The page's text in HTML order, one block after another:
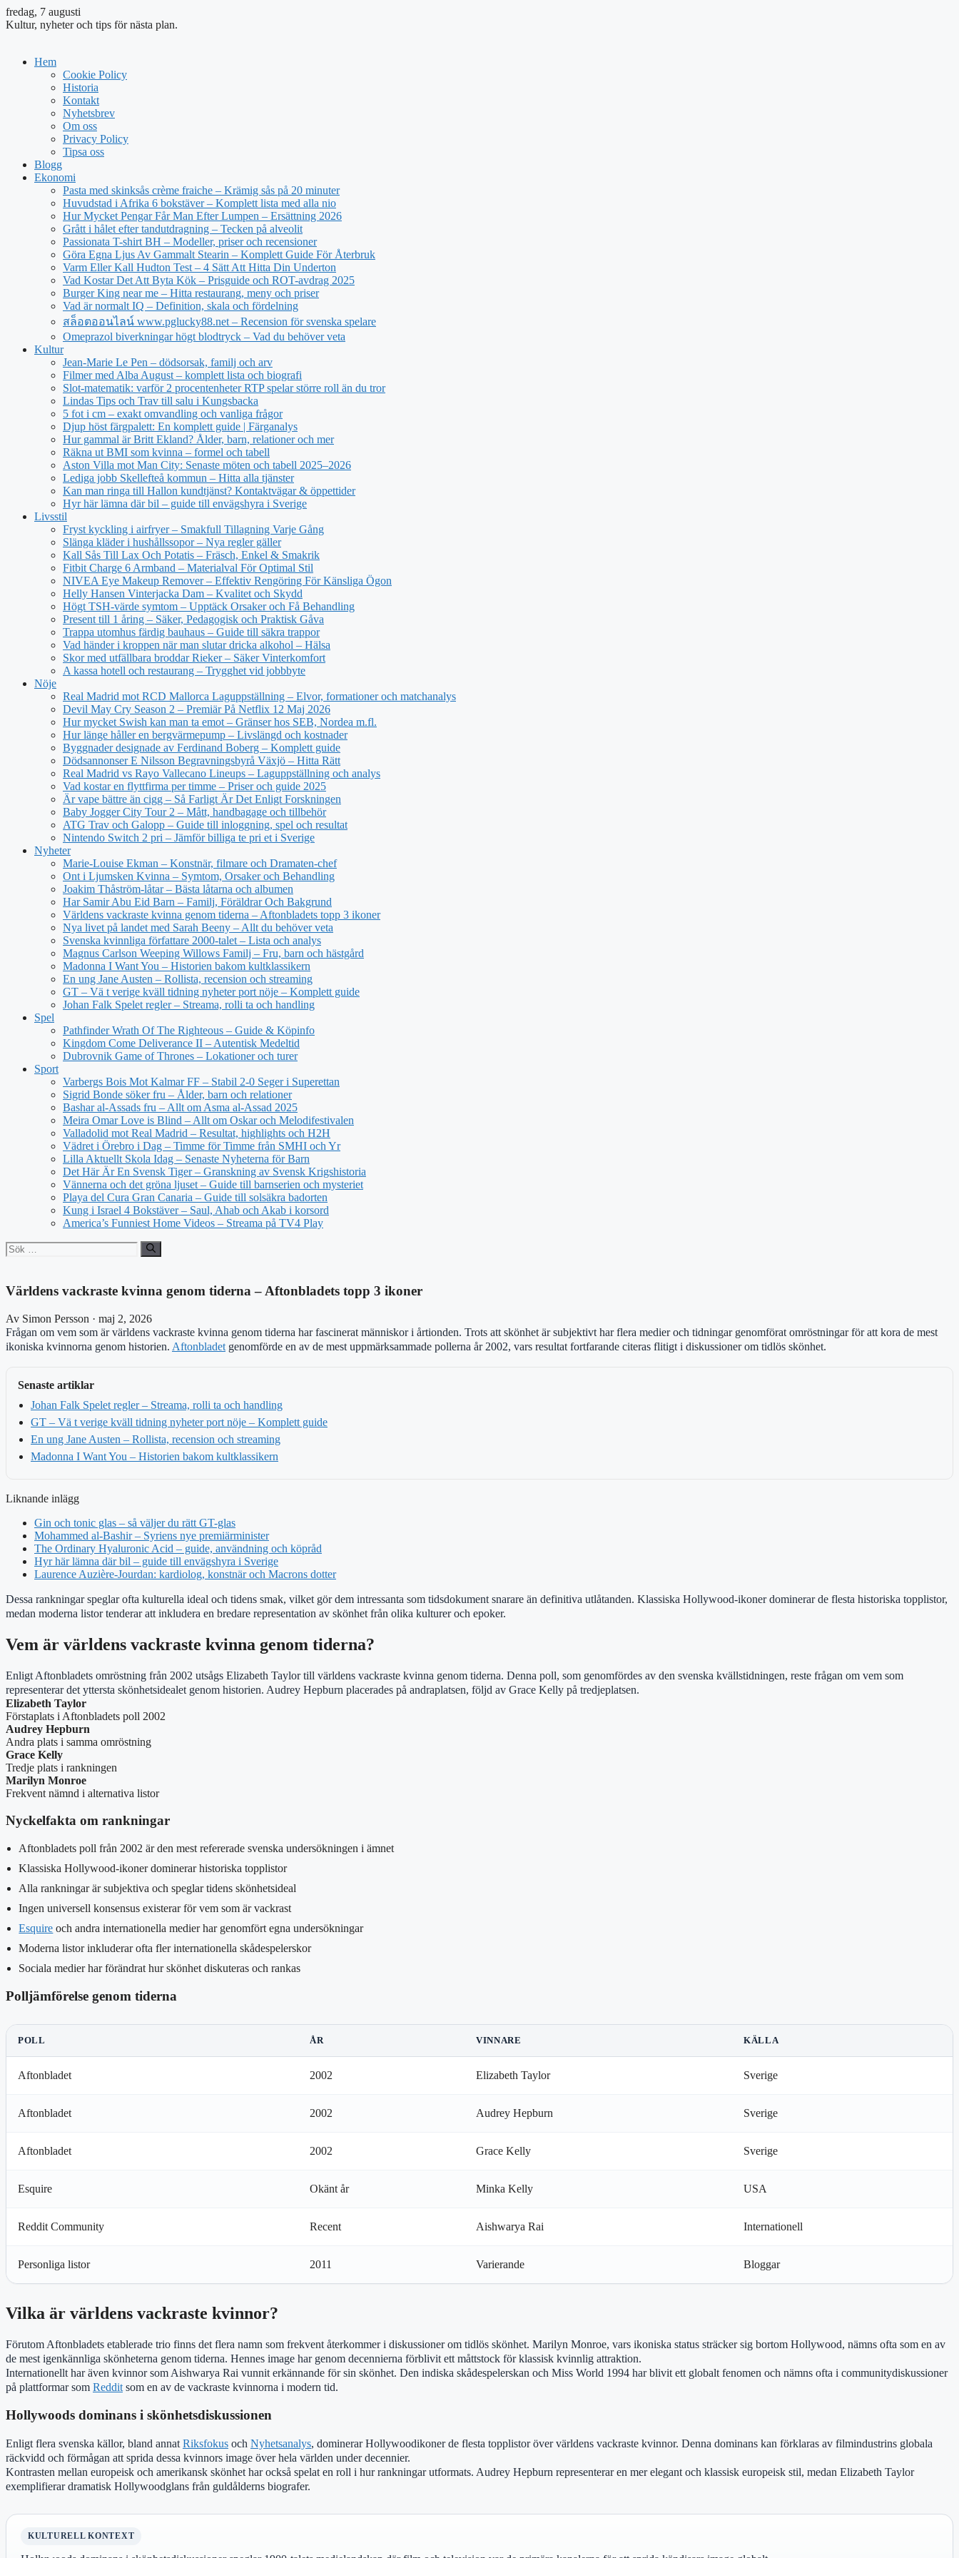
fredag, 7 augusti
Kultur, nyheter och tips för nästa plan.
Hem
Cookie Policy
Historia
Kontakt
Nyhetsbrev
Om oss
Privacy Policy
Tipsa oss
Blogg
Ekonomi
Pasta med skinksås crème fraiche – Krämig sås på 20 minuter
Huvudstad i Afrika 6 bokstäver – Komplett lista med alla nio
Hur Mycket Pengar Får Man Efter Lumpen – Ersättning 2026
Grått i hålet efter tandutdragning – Tecken på alveolit
Passionata T-shirt BH – Modeller, priser och recensioner
Göra Egna Ljus Av Gammalt Stearin – Komplett Guide För Återbruk
Varm Eller Kall Hudton Test – 4 Sätt Att Hitta Din Underton
Vad Kostar Det Att Byta Kök – Prisguide och ROT-avdrag 2025
Burger King near me – Hitta restaurang, meny och priser
Vad är normalt IQ – Definition, skala och fördelning
สล็อตออนไลน์ www.pglucky88.net – Recension för svenska spelare
Omeprazol biverkningar högt blodtryck – Vad du behöver veta
Kultur
Jean‑Marie Le Pen – dödsorsak, familj och arv
Filmer med Alba August – komplett lista och biografi
Slot-matematik: varför 2 procentenheter RTP spelar större roll än du tror
Lindas Tips och Trav till salu i Kungsbacka
5 fot i cm – exakt omvandling och vanliga frågor
Djup höst färgpalett: En komplett guide | Färganalys
Hur gammal är Britt Ekland? Ålder, barn, relationer och mer
Räkna ut BMI som kvinna – formel och tabell
Aston Villa mot Man City: Senaste möten och tabell 2025–2026
Lediga jobb Skellefteå kommun – Hitta alla tjänster
Kan man ringa till Hallon kundtjänst? Kontaktvägar & öppettider
Hyr här lämna där bil – guide till envägshyra i Sverige
Livsstil
Fryst kyckling i airfryer – Smakfull Tillagning Varje Gång
Slänga kläder i hushållssopor – Nya regler gäller
Kall Sås Till Lax Och Potatis – Fräsch, Enkel & Smakrik
Fitbit Charge 6 Armband – Materialval För Optimal Stil
NIVEA Eye Makeup Remover – Effektiv Rengöring För Känsliga Ögon
Helly Hansen Vinterjacka Dam – Kvalitet och Skydd
Högt TSH-värde symtom – Upptäck Orsaker och Få Behandling
Present till 1 åring – Säker, Pedagogisk och Praktisk Gåva
Trappa utomhus färdig bauhaus – Guide till säkra trappor
Vad händer i kroppen när man slutar dricka alkohol – Hälsa
Skor med utfällbara broddar Rieker – Säker Vinterkomfort
A kassa hotell och restaurang – Trygghet vid jobbbyte
Nöje
Real Madrid mot RCD Mallorca Laguppställning – Elvor, formationer och matchanalys
Devil May Cry Season 2 – Premiär På Netflix 12 Maj 2026
Hur mycket Swish kan man ta emot – Gränser hos SEB, Nordea m.fl.
Hur länge håller en bergvärmepump – Livslängd och kostnader
Byggnader designade av Ferdinand Boberg – Komplett guide
Dödsannonser E Nilsson Begravningsbyrå Växjö – Hitta Rätt
Real Madrid vs Rayo Vallecano Lineups – Laguppställning och analys
Vad kostar en flyttfirma per timme – Priser och guide 2025
Är vape bättre än cigg – Så Farligt Är Det Enligt Forskningen
Baby Jogger City Tour 2 – Mått, handbagage och tillbehör
ATG Trav och Galopp – Guide till inloggning, spel och resultat
Nintendo Switch 2 pri – Jämför billiga te pri et i Sverige
Nyheter
Marie-Louise Ekman – Konstnär, filmare och Dramaten-chef
Ont i Ljumsken Kvinna – Symtom, Orsaker och Behandling
Joakim Thåström-låtar – Bästa låtarna och albumen
Har Samir Abu Eid Barn – Familj, Föräldrar Och Bakgrund
Världens vackraste kvinna genom tiderna – Aftonbladets topp 3 ikoner
Nya livet på landet med Sarah Beeny – Allt du behöver veta
Svenska kvinnliga författare 2000-talet – Lista och analys
Magnus Carlson Weeping Willows Familj – Fru, barn och hästgård
Madonna I Want You – Historien bakom kultklassikern
En ung Jane Austen – Rollista, recension och streaming
GT – Vä t verige kväll tidning nyheter port nöje – Komplett guide
Johan Falk Spelet regler – Streama, rolli ta och handling
Spel
Pathfinder Wrath Of The Righteous – Guide & Köpinfo
Kingdom Come Deliverance II – Autentisk Medeltid
Dubrovnik Game of Thrones – Lokationer och turer
Sport
Varbergs Bois Mot Kalmar FF – Stabil 2-0 Seger i Superettan
Sigrid Bonde söker fru – Ålder, barn och relationer
Bashar al-Assads fru – Allt om Asma al-Assad 2025
Meira Omar Love is Blind – Allt om Oskar och Melodifestivalen
Valladolid mot Real Madrid – Resultat, highlights och H2H
Vädret i Örebro i Dag – Timme för Timme från SMHI och Yr
Lilla Aktuellt Skola Idag – Senaste Nyheterna för Barn
Det Här Är En Svensk Tiger – Granskning av Svensk Krigshistoria
Vännerna och det gröna ljuset – Guide till barnserien och mysteriet
Playa del Cura Gran Canaria – Guide till solsäkra badorten
Kung i Israel 4 Bokstäver – Saul, Ahab och Akab i korsord
America’s Funniest Home Videos – Streama på TV4 Play
Sök
efter:
Världens vackraste kvinna genom tiderna – Aftonbladets topp 3 ikoner
Av Simon Persson · maj 2, 2026
Frågan om vem som är världens vackraste kvinna genom tiderna har fascinerat människor i årtionden. Trots att skönhet är subjektivt har flera medier och tidningar genomförat omröstningar för att kora de mest
ikoniska kvinnorna genom historien. Aftonbladet genomförde en av de mest uppmärksammade pollerna år 2002, vars resultat fortfarande citeras flitigt i diskussioner om tidlös skönhet.
Senaste artiklar
Johan Falk Spelet regler – Streama, rolli ta och handling
GT – Vä t verige kväll tidning nyheter port nöje – Komplett guide
En ung Jane Austen – Rollista, recension och streaming
Madonna I Want You – Historien bakom kultklassikern
Liknande inlägg
Gin och tonic glas – så väljer du rätt GT-glas
Mohammed al-Bashir – Syriens nye premiärminister
The Ordinary Hyaluronic Acid – guide, användning och köpråd
Hyr här lämna där bil – guide till envägshyra i Sverige
Laurence Auzière-Jourdan: kardiolog, konstnär och Macrons dotter
Dessa rankningar speglar ofta kulturella ideal och tidens smak, vilket gör dem intressanta som tidsdokument snarare än definitiva utlåtanden. Klassiska Hollywood-ikoner dominerar de flesta historiska topplistor,
medan moderna listor tenderar att inkludera en bredare representation av skönhet från olika kulturer och epoker.
Vem är världens vackraste kvinna genom tiderna?
Enligt Aftonbladets omröstning från 2002 utsågs Elizabeth Taylor till världens vackraste kvinna genom tiderna. Denna poll, som genomfördes av den svenska kvällstidningen, reste frågan om vem som
representerar det yttersta skönhetsidealet genom historien. Audrey Hepburn placerades på andraplatsen, följd av Grace Kelly på tredjeplatsen.
Elizabeth Taylor
Förstaplats i Aftonbladets poll 2002
Audrey Hepburn
Andra plats i samma omröstning
Grace Kelly
Tredje plats i rankningen
Marilyn Monroe
Frekvent nämnd i alternativa listor
Nyckelfakta om rankningar
Aftonbladets poll från 2002 är den mest refererade svenska undersökningen i ämnet
Klassiska Hollywood-ikoner dominerar historiska topplistor
Alla rankningar är subjektiva och speglar tidens skönhetsideal
Ingen universell konsensus existerar för vem som är vackrast
Esquire och andra internationella medier har genomfört egna undersökningar
Moderna listor inkluderar ofta fler internationella skådespelerskor
Sociala medier har förändrat hur skönhet diskuteras och rankas
Polljämförelse genom tiderna
POLL ÅR VINNARE KÄLLA
Aftonbladet 2002 Elizabeth Taylor Sverige
Aftonbladet 2002 Audrey Hepburn Sverige
Aftonbladet 2002 Grace Kelly Sverige
Esquire Okänt år Minka Kelly USA
Reddit Community Recent Aishwarya Rai Internationell
Personliga listor 2011 Varierande Bloggar
Vilka är världens vackraste kvinnor?
Förutom Aftonbladets etablerade trio finns det flera namn som frekvent återkommer i diskussioner om tidlös skönhet. Marilyn Monroe, vars ikoniska status sträcker sig bortom Hollywood, nämns ofta som en av
de mest igenkännliga skönheterna genom tiderna. Hennes image har genom decennierna förblivit ett måttstock för klassisk kvinnlig attraktion.
Internationellt har även kvinnor som Aishwarya Rai vunnit erkännande för sin skönhet. Den indiska skådespelerskan och Miss World 1994 har blivit ett globalt fenomen och nämns ofta i communitydiskussioner
på plattformar som Reddit som en av de vackraste kvinnorna i modern tid.
Hollywoods dominans i skönhetsdiskussionen
Enligt flera svenska källor, bland annatRiksfokus och Nyhetsanalys, dominerar Hollywoodikoner de flesta topplistor över världens vackraste kvinnor. Denna dominans kan förklaras av filmindustrins globala
räckvidd och förmågan att sprida dessa kvinnors image över hela världen under decennier.
Kontrasten mellan europeisk och amerikansk skönhet har också spelat en roll i hur rankningar utformats. Audrey Hepburn representerar en mer elegant och klassisk europeisk stil, medan Elizabeth Taylor
exemplifierar dramatisk Hollywoodglans från guldålderns biografer.
KULTURELL KONTEXT